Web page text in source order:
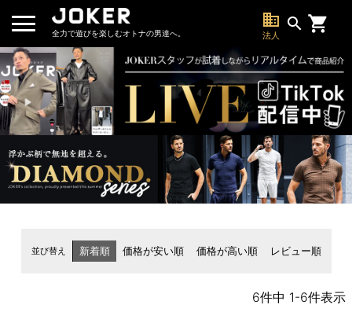
全力で遊びを楽しむオトナの男達へ。
business
法人
search
並び替え 新着順 価格が安い順 価格が高い順 レビュー順
6件中 1-6件表示